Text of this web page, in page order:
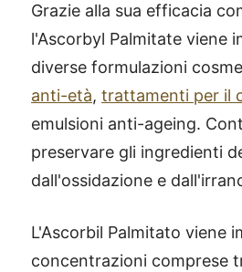
Grazie alla sua efficacia
l'Ascorbyl Palmitate viene
diverse formulazioni
anti-età, trattamenti per il
emulsioni anti-ageing.
preservare gli ingredienti
dall'ossidazione e
L'Ascorbil Palmitato viene
concentrazioni comprese